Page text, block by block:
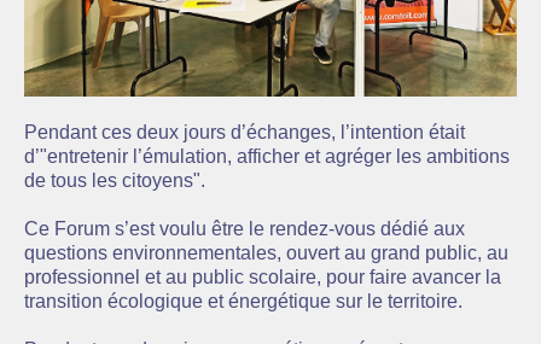
Pendant ces deux jours d’échanges, l’intention était
d’"entretenir l’émulation, afficher et agréger les ambitions
de tous les citoyens".
Ce Forum s’est voulu être le rendez-vous dédié aux
questions environnementales, ouvert au grand public, au
professionnel et au public scolaire, pour faire avancer la
transition écologique et énergétique sur le territoire.